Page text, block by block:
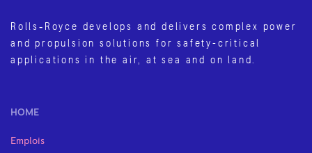
Rolls‑Royce develops and delivers complex power
and propulsion solutions for safety-critical
applications in the air, at sea and on land.
HOME
Emplois